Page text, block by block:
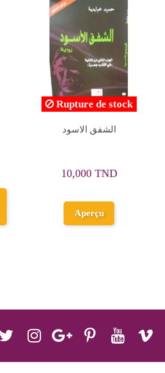
العلاقات الدولية بين اوروبا
18,400 TND
Ajouter au
panier